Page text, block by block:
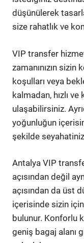
düşünülerek
size rahatlık ve
VIP transfer
zamanınızın sizin
koşulları veya
kalmadan, hızlı
ulaşabilirsiniz.
yoğunluğun
şekilde
Antalya VIP
açısından değil
açısından da üst
içerisinde sizin
bulunur. Konforlu
geniş bagaj alanı